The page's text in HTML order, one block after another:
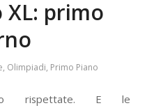
XL: primo
, Olimpiadi, Primo Piano
rispettate. E le